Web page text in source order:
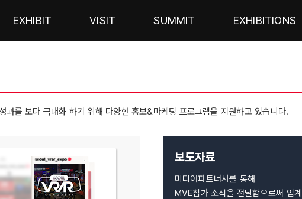
EXHIBIT VISIT SUMMIT EXHIBITIONS
를 보다 극대화 하기 위해 다양한 홍보&마케팅 프로그램을 지원하고 있습니다.
보도자료
미디어파트너사를 통해
MVE참가 소식을 전달함으로써 업계